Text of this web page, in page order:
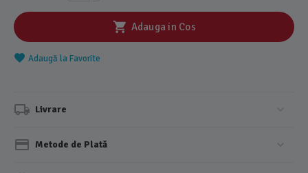
Adauga in Cos
Adaugă la Favorite
Livrare
Metode de Plată